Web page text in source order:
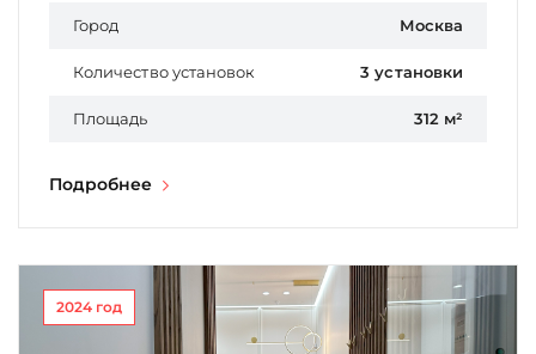
Город Москва
Количество установок 3 установки
Площадь 312 м²
Подробнее
2024 год